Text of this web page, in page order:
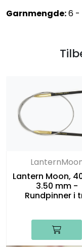
Garnmengde:6 -
Lantern Moon,
3.50 mm -
Rundpinner i